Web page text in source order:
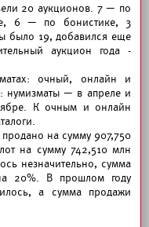
20 аукционов. 7 — по
6 — по бонистике, 3
было 19, добавился еще
аукцион года -
очный, онлайн и
нумизматы — в апреле и
К очным и онлайн
на сумму 907,750
на сумму 742,510 млн
незначительно, сумма
20%. В прошлом году
а сумма продажи